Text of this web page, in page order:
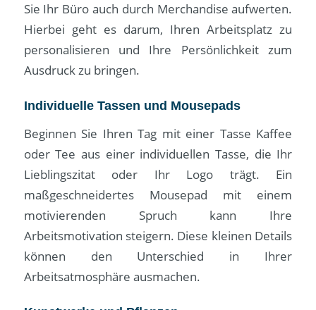
Sie Ihr Büro auch durch Merchandise aufwerten.
Hierbei geht es darum, Ihren Arbeitsplatz zu
personalisieren und Ihre Persönlichkeit zum
Ausdruck zu bringen.
Individuelle Tassen und Mousepads
Beginnen Sie Ihren Tag mit einer Tasse Kaffee
oder Tee aus einer individuellen Tasse, die Ihr
Lieblingszitat oder Ihr Logo trägt. Ein
maßgeschneidertes Mousepad mit einem
motivierenden Spruch kann Ihre
Arbeitsmotivation steigern. Diese kleinen Details
können den Unterschied in Ihrer
Arbeitsatmosphäre ausmachen.